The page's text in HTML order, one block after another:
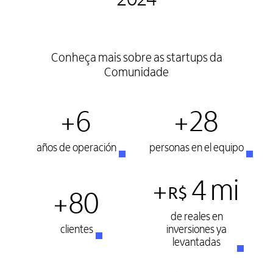
Conheça mais sobre as startups da
Comunidade
6
años de operación
28
personas en el equipo
80
clientes
R$ 4 mi
de reales en
inversiones ya
levantadas